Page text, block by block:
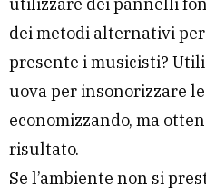
dei metodi alternativi
presente i musicisti?
uova per insonorizzare
economizzando, ma
risultato.
Se l’ambiente non si